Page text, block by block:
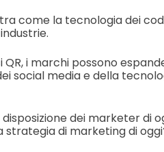
come la tecnologia dei
i marchi possono
social media e della
dei marketer di
strategia di marketing di